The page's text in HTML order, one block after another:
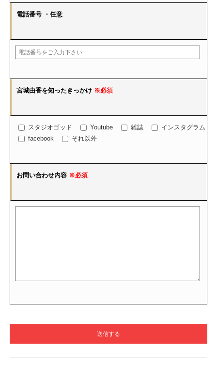
電話番号 ・任意
宮城由香を知ったきっかけ ※必須
スタジオゴッド Youtube 雑誌
インスタグラム
facebook
それ以外
お問い合わせ内容 ※必須